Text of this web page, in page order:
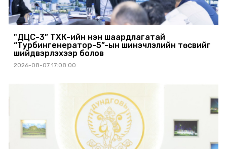
"ДЦС-3” ТӨХК-ийн нэн шаардлагатай
“Турбингенератор-5”-ын шинэчлэлийн төсвийг
шийдвэрлэхээр болов
2026-08-07 17:08:00